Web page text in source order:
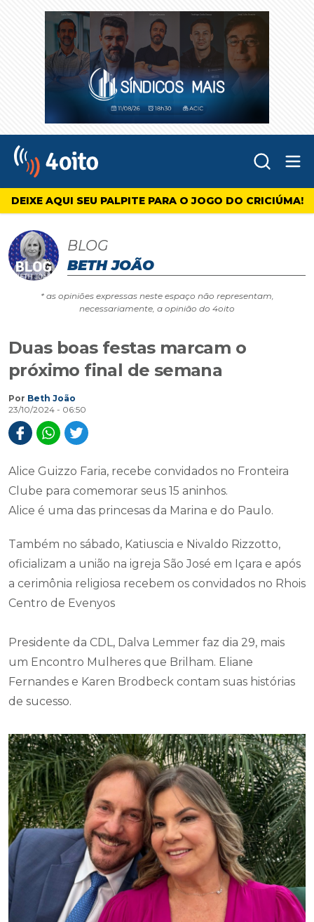
4oito
DEIXE AQUI SEU PALPITE PARA O JOGO DO CRICIÚMA!
BLOG
BETH JOÃO
* as opiniões expressas neste espaço não representam,
necessariamente, a opinião do 4oito
Duas boas festas marcam o
próximo final de semana
Por Beth João
23/10/2024 - 06:50
Alice Guizzo Faria, recebe convidados no Fronteira
Clube para comemorar seus 15 aninhos.
Alice é uma das princesas da Marina e do Paulo.
Também no sábado, Katiuscia e Nivaldo Rizzotto,
oficializam a união na igreja São José em Içara e após
a cerimônia religiosa recebem os convidados no Rhois
Centro de Evenyos
Presidente da CDL, Dalva Lemmer faz dia 29, mais
um Encontro Mulheres que Brilham. Eliane
Fernandes e Karen Brodbeck contam suas histórias
de sucesso.